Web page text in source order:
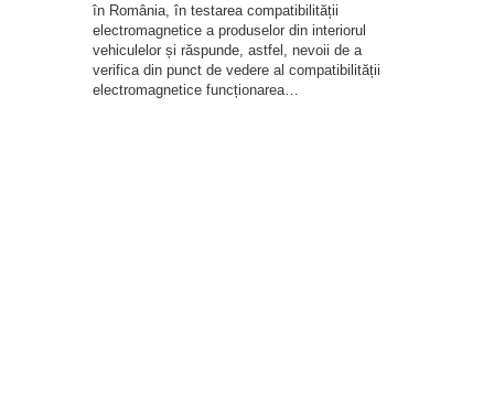
în România, în testarea compatibilității
electromagnetice a produselor din interiorul
vehiculelor și răspunde, astfel, nevoii de a
verifica din punct de vedere al compatibilității
electromagnetice funcționarea…